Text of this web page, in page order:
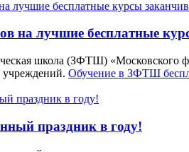
на лучшие бесплатные
школа (ЗФТШ) «Московского
учреждений. Обучение в ЗФТШ
праздник в году!